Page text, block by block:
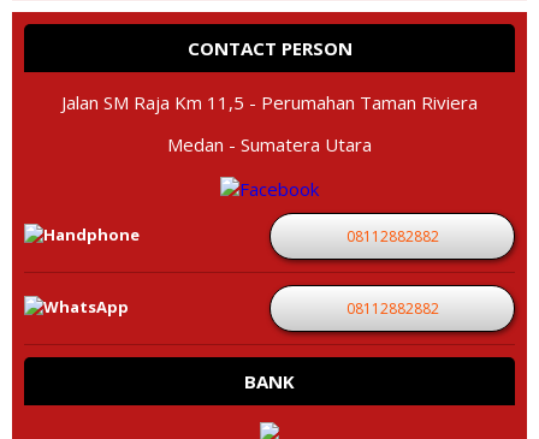
CONTACT PERSON
Jalan SM Raja Km 11,5 - Perumahan Taman Riviera
Medan - Sumatera Utara
08112882882
08112882882
BANK